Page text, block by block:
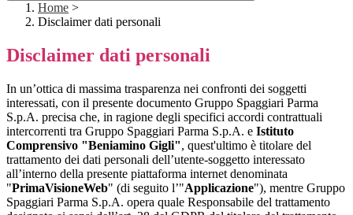
Home >
Disclaimer dati personali
Disclaimer dati personali
In un’ottica di massima trasparenza nei confronti dei soggetti
interessati, con il presente documento Gruppo Spaggiari Parma
S.p.A. precisa che, in ragione degli specifici accordi contrattuali
intercorrenti tra Gruppo Spaggiari Parma S.p.A. e Istituto
Comprensivo "Beniamino Gigli", quest'ultimo è titolare del
trattamento dei dati personali dell’utente-soggetto interessato
all’interno della presente piattaforma internet denominata
"PrimaVisioneWeb" (di seguito l’"Applicazione"), mentre Gruppo
Spaggiari Parma S.p.A. opera quale Responsabile del trattamento